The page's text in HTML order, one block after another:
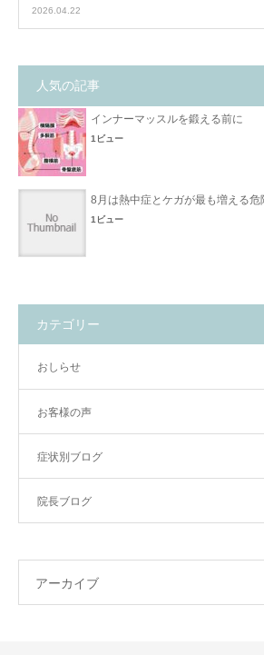
2026.04.22
人気の記事
インナーマッスルを鍛える前に
1ビュー
8月は熱中症とケガが最も増える危
1ビュー
カテゴリー
おしらせ
お客様の声
症状別ブログ
院長ブログ
アーカイブ